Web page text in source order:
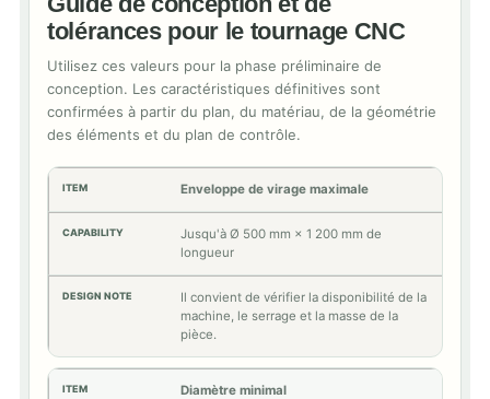
tolérances pour le tournage CNC
Utilisez ces valeurs pour la phase préliminaire de
conception. Les caractéristiques définitives sont
confirmées à partir du plan, du matériau, de la géométrie
des éléments et du plan de contrôle.
Enveloppe de virage maximale
Jusqu'à Ø 500 mm × 1 200 mm de
longueur
Il convient de vérifier la disponibilité de la
machine, le serrage et la masse de la
pièce.
Diamètre minimal